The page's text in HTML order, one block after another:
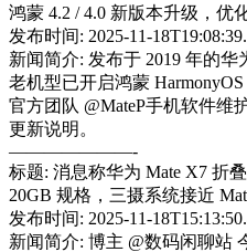
鸿蒙 4.2 / 4.0 新版本升级，优
发布时间: 2025-11-
新闻简介: 发布于 2019 年的华
老机型已开启鸿蒙
官方团队 @MateP手机软件维
更新说明。
———————-
标题: 消息称华为 Mate X7 折
20GB 规格，三摄系统接近
发布时间: 2025-11-
新闻简介: 博主 @数码闲聊站